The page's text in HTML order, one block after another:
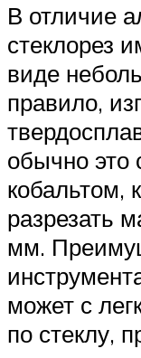
В отличие
стеклорез
виде
правило,
обычно это
кобальтом,
разрезать
мм.
может с
по стеклу,